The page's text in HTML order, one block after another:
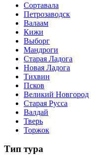
Сортавала
Петрозаводск
Валаам
Кижи
Выборг
Мандроги
Старая Ладога
Новая Ладога
Тихвин
Псков
Великий Новгород
Старая Русса
Валдай
Тверь
Торжок
Тип тура